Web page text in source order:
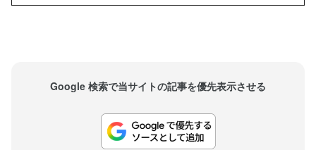
Google 検索で当サイトの記事を優先表示させる